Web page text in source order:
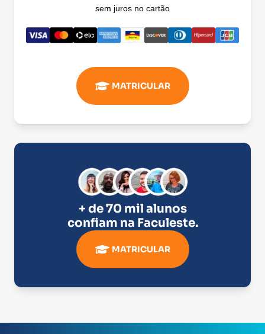
sem juros no cartão
MATRICULAR
+ de 70 mil alunos
confiam na Faculeste.
MATRICULAR